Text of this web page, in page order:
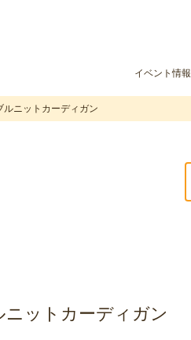
イベント情報
ルニットカーディガン
ニットカーディガン